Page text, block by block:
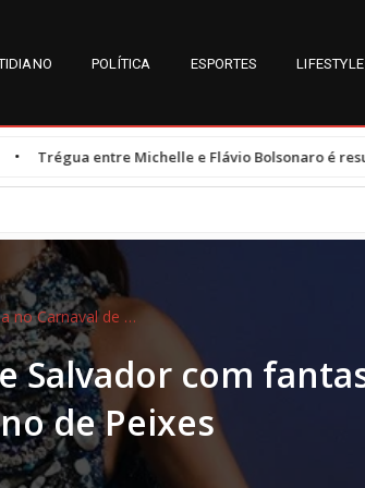
POLÍTICA ESPORTES LIFESTYLE
e Flávio Bolsonaro é resultado de esforços
Anitta brilha no Carnaval de Salvador com fantasia inspirada no signo de Peixes
Salvador com
de Peixes